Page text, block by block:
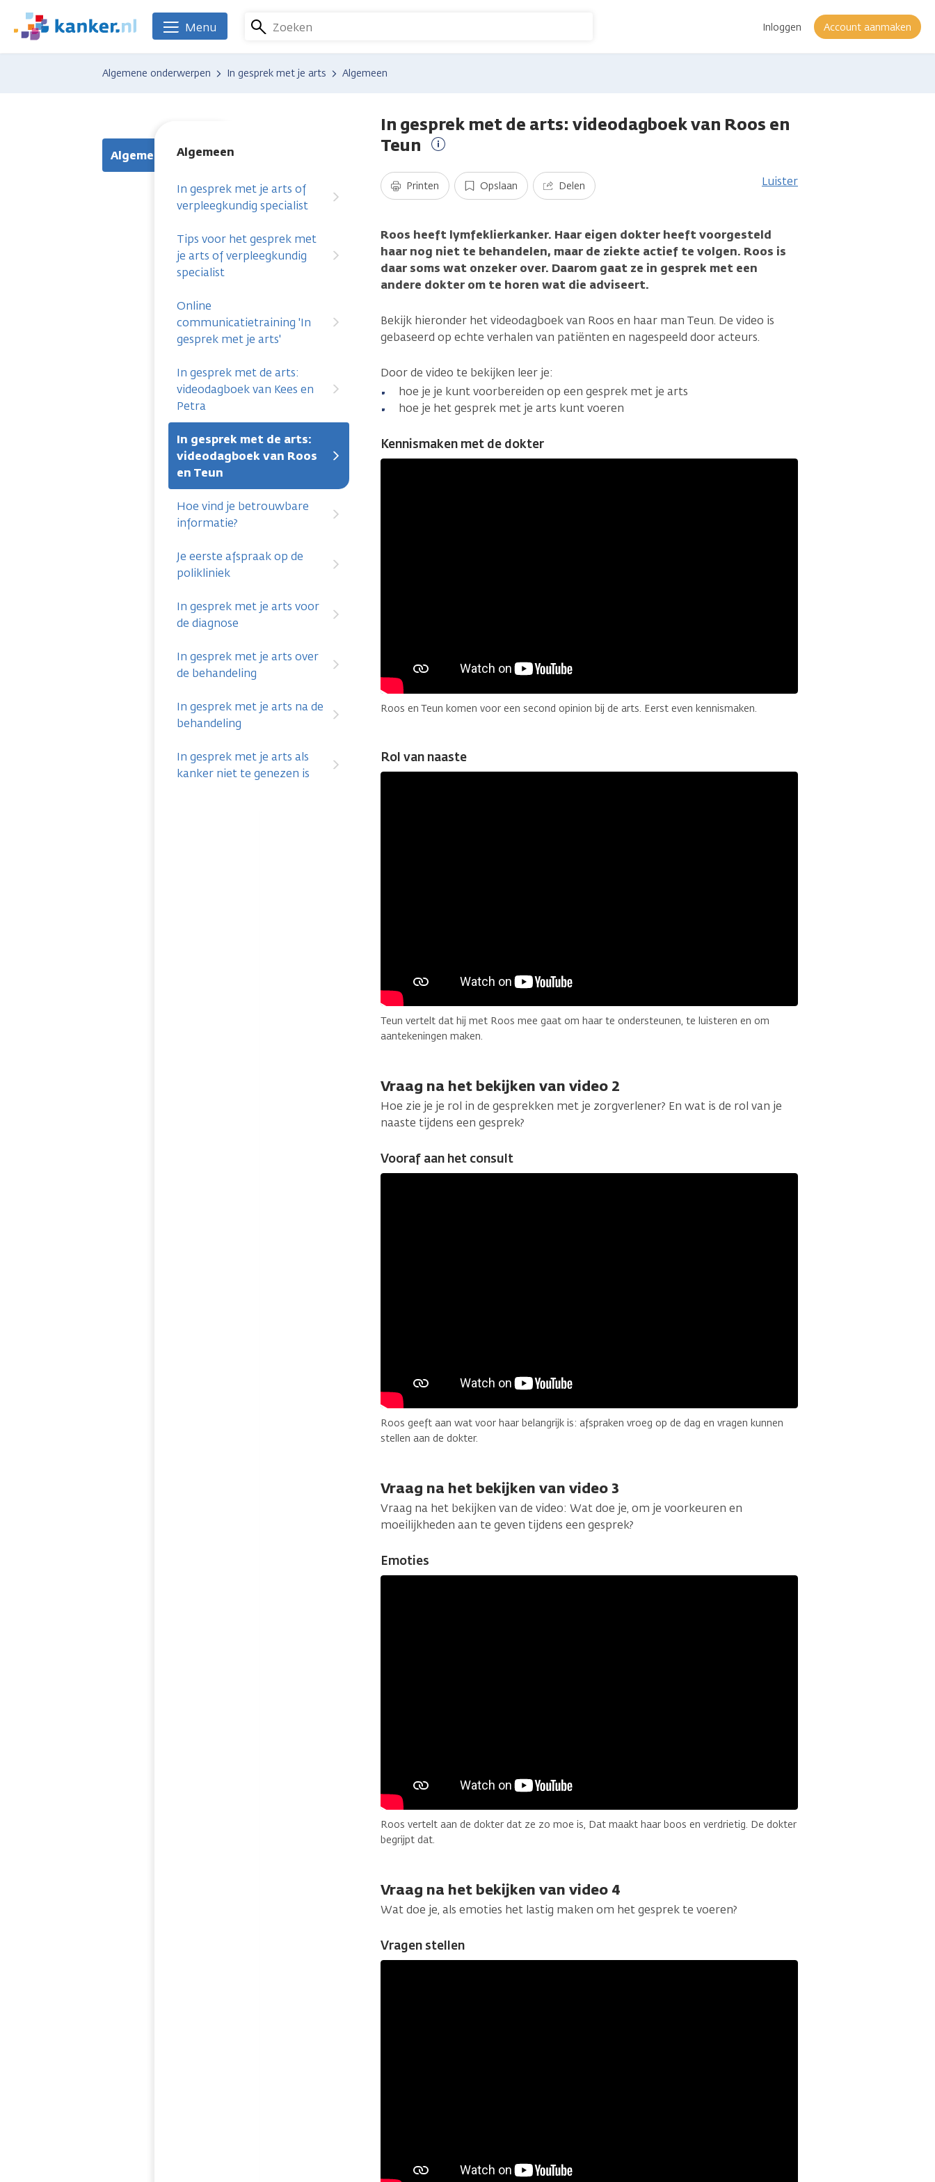
naar
We
zijn
Zoeken Inloggen Account aanmaken
Menu
Algemene onderwerpen In gesprek met je arts Algemeen
Algemeen Algemeen
In gesprek met je arts of
verpleegkundig specialist
Tips voor het gesprek met
je arts of verpleegkundig
specialist
Online
communicatietraining 'In
gesprek met je arts'
In gesprek met de arts:
videodagboek van Kees en
Petra
In gesprek met de arts:
videodagboek van Roos
en Teun
Hoe vind je betrouwbare
informatie?
Je eerste afspraak op de
polikliniek
In gesprek met je arts voor
de diagnose
In gesprek met je arts over
de behandeling
In gesprek met je arts na de
behandeling
In gesprek met je arts als
kanker niet te genezen is
In gesprek met de arts: videodagboek van Roos en
Teun
informatie
Printen Opslaan Delen Luister
Roos heeft lymfeklierkanker. Haar eigen dokter heeft voorgesteld
haar nog niet te behandelen, maar de ziekte actief te volgen. Roos is
daar soms wat onzeker over. Daarom gaat ze in gesprek met een
andere dokter om te horen wat die adviseert.
Bekijk hieronder het videodagboek van Roos en haar man Teun. De video is
gebaseerd op echte verhalen van patiënten en nagespeeld door acteurs.
Door de video te bekijken leer je:
hoe je je kunt voorbereiden op een gesprek met je arts
hoe je het gesprek met je arts kunt voeren
Kennismaken met de dokter
Roos en Teun komen voor een second opinion bij de arts. Eerst even kennismaken.
Rol van naaste
Teun vertelt dat hij met Roos mee gaat om haar te ondersteunen, te luisteren en om
aantekeningen maken.
Vraag na het bekijken van video 2
Hoe zie je je rol in de gesprekken met je zorgverlener? En wat is de rol van je
naaste tijdens een gesprek?
Vooraf aan het consult
Roos geeft aan wat voor haar belangrijk is: afspraken vroeg op de dag en vragen kunnen
stellen aan de dokter.
Vraag na het bekijken van video 3
Vraag na het bekijken van de video: Wat doe je, om je voorkeuren en
moeilijkheden aan te geven tijdens een gesprek?
Emoties
Roos vertelt aan de dokter dat ze zo moe is, Dat maakt haar boos en verdrietig. De dokter
begrijpt dat.
Vraag na het bekijken van video 4
Wat doe je, als emoties het lastig maken om het gesprek te voeren?
Vragen stellen